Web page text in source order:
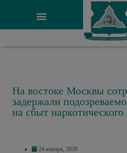
На востоке Москвы
задержали
на сбыт наркотического
24 января, 2020